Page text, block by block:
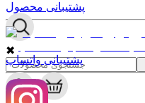
✖
0
پشتیبانی محصول
پشتیبانی واتساپ